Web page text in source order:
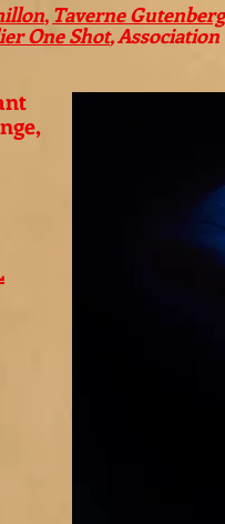
, Taverne Gutenberg
One Shot,